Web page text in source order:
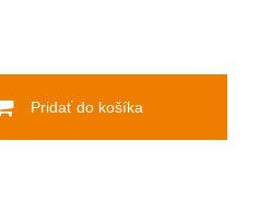
Pridať do košíka